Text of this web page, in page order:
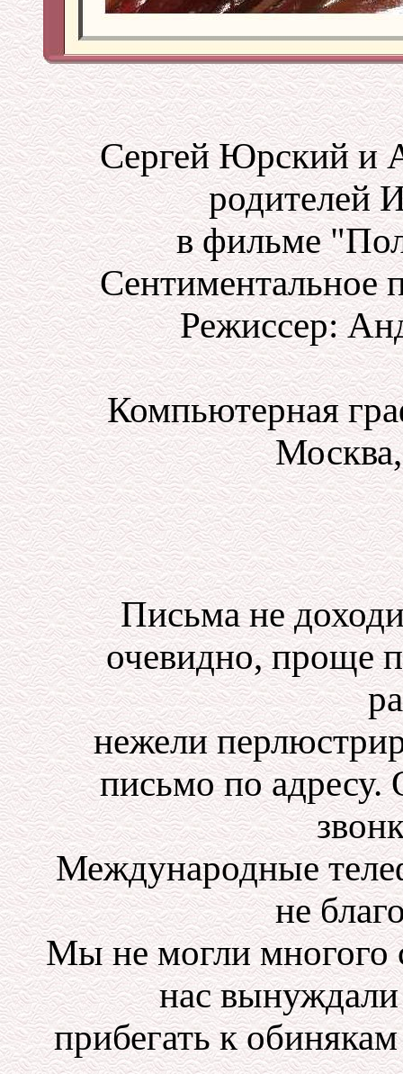
Сергей Юрский и
родителей
в фильме
Сентиментальное
Режиссер:
Компьютерная
Письма не
очевидно, проще
нежели
письмо по
Международные
не
Мы не могли многого
нас
прибегать к